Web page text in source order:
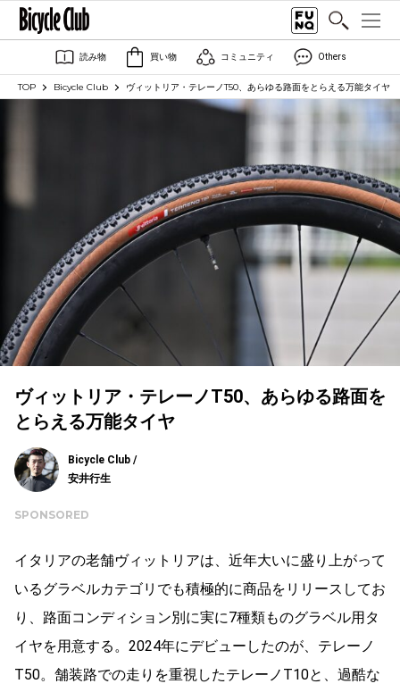
読み物 買い物 コミュニティ Others
TOP Bicycle Club ヴィットリア・テレーノT50、あらゆる路面をとらえる万能タイヤ
ヴィットリア・テレーノT50、あらゆる路面を
とらえる万能タイヤ
Bicycle Club /
安井行生
SPONSORED
イタリアの老舗ヴィットリアは、近年大いに盛り上がって
いるグラベルカテゴリでも積極的に商品をリリースしてお
り、路面コンディション別に実に7種類ものグラベル用タ
イヤを用意する。2024年にデビューしたのが、テレーノ
T50。舗装路での走りを重視したテレーノT10と、過酷な